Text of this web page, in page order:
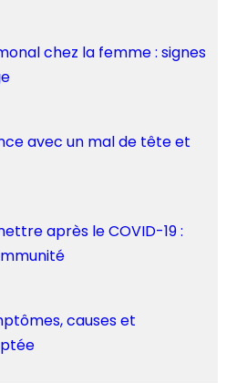
chez la femme : signes
avec un mal de tête et
après le COVID-19 :
causes et